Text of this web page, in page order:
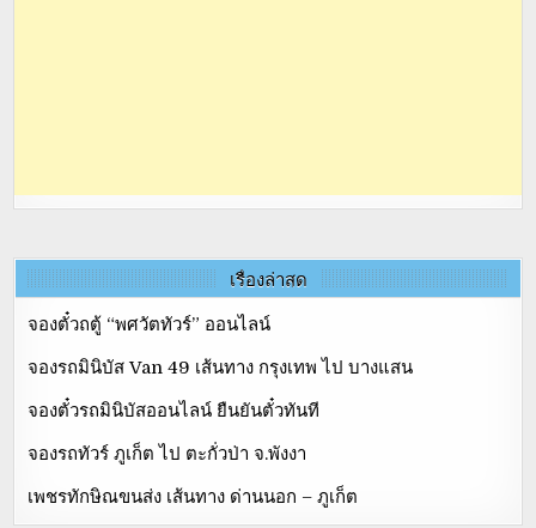
เรื่องล่าสุด
จองตั๋วถตู้ “พศวัตทัวร์” ออนไลน์
จองรถมินิบัส Van 49 เส้นทาง กรุงเทพ ไป บางแสน
จองตั๋วรถมินิบัสออนไลน์ ยืนยันตั๋วทันที
จองรถทัวร์ ภูเก็ต ไป ตะกั่วป่า จ.พังงา
เพชรทักษิณขนส่ง เส้นทาง ด่านนอก – ภูเก็ต